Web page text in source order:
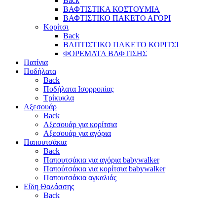
ΒΑΦΤΙΣΤΙΚΑ ΚΟΣΤΟΥΜΙΑ
ΒΑΦΤΙΣΤΙΚΟ ΠΑΚΕΤΟ ΑΓΟΡΙ
Κορίτσι
Back
ΒΑΠΤΙΣΤΙΚΟ ΠΑΚΕΤΟ ΚΟΡΙΤΣΙ
ΦΟΡΕΜΑΤΑ ΒΑΦΤΙΣΗΣ
Πατίνια
Ποδήλατα
Back
Ποδήλατα Ισορροπίας
Τρίκυκλα
Αξεσουάρ
Back
Αξεσουάρ για κορίτσια
Αξεσουάρ για αγόρια
Παπουτσάκια
Back
Παπουτσάκια για αγόρια babywalker
Παπούτσάκια για κορίτσια babywalker
Παπουτσάκια αγκαλιάς
Είδη Θαλάσσης
Back